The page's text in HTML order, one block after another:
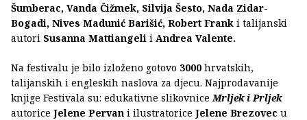
Šumberac, Vanda Čižmek, Silvija Šesto, Nada Zidar-
Bogadi, Nives Madunić Barišić, Robert Frank i talijanski
autori Susanna Mattiangeli i Andrea Valente.
Na festivalu je bilo izloženo gotovo 3000 hrvatskih,
talijanskih i engleskih naslova za djecu. Najprodavanije
knjige Festivala su: edukativne slikovnice Mrljek i Prljek
autorice Jelene Pervan i ilustratorice Jelene Brezovec u